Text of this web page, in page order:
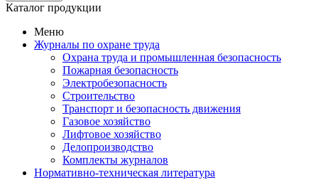
Каталог продукции
Меню
Журналы по охране труда
Охрана труда и промышленная безопасность
Пожарная безопасность
Электробезопасность
Строительство
Транспорт и безопасность движения
Газовое хозяйство
Лифтовое хозяйство
Делопроизводство
Комплекты журналов
Нормативно-техническая литература